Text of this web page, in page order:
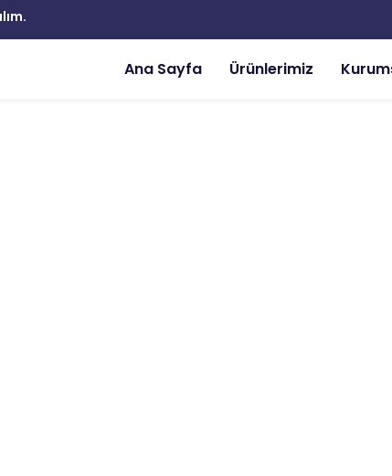
Ana Sayfa Ürünlerimiz